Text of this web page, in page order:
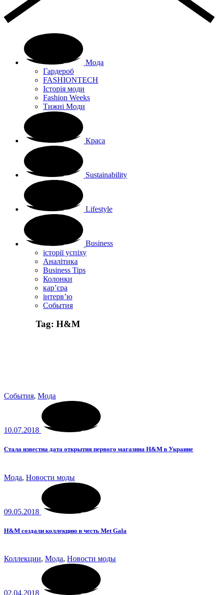
Мода
Гардероб
FASHIONTECH
Історія моди
Fashion Weeks
Тижні Моди
Краса
Sustainability
Lifestyle
Business
історії успіху
Аналітика
Business Tips
Колонки
кар’єра
інтерв’ю
Cобытия
Tag: H&M
Cобытия, Мода
10.07.2018
Стала известна дата открытия первого магазина H&M в Украине
Мода, Новости моды
09.05.2018
H&M создали коллекцию в честь Met Gala
Коллекции, Мода, Новости моды
02.04.2018